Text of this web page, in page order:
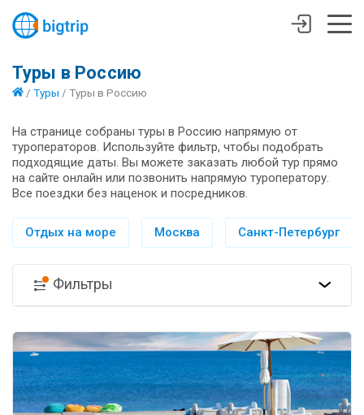
Туры в Россию
/ Туры / Туры в Россию
На странице собраны туры в Россию напрямую от
туроператоров. Используйте фильтр, чтобы подобрать
подходящие даты. Вы можете заказать любой тур прямо
на сайте онлайн или позвонить напрямую туроператору.
Все поездки без наценок и посредников.
Отдых на море Москва Санкт-Петербург
Фильтры